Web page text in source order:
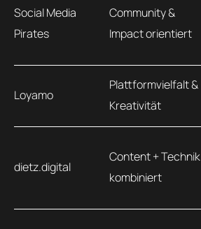
Social Media
Pirates
Community &
Impact orientiert
Loyamo
Plattformvielfalt &
Kreativität
dietz.digital
Content + Technik
kombiniert